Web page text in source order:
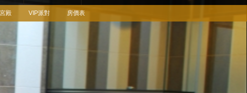
殿 VIP派對 房價表